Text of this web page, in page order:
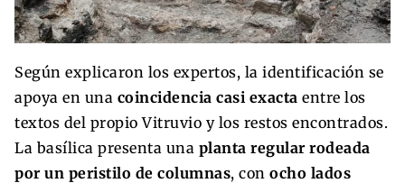
Según explicaron los expertos, la identificación se
apoya en una coincidencia casi exacta entre los
textos del propio Vitruvio y los restos encontrados.
La basílica presenta una planta regular rodeada
por un peristilo de columnas, con ocho lados